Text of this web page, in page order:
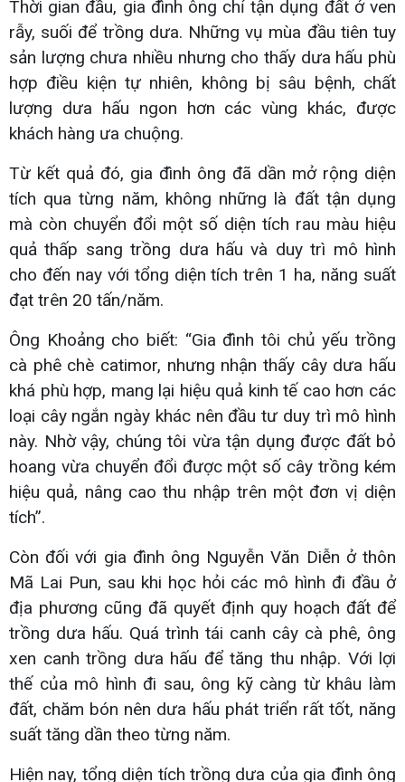
Thời gian đầu, gia đình ông chỉ tận dụng đất ở ven
rẫy, suối để trồng dưa. Những vụ mùa đầu tiên tuy
sản lượng chưa nhiều nhưng cho thấy dưa hấu phù
hợp điều kiện tự nhiên, không bị sâu bệnh, chất
lượng dưa hấu ngon hơn các vùng khác, được
khách hàng ưa chuộng.
Từ kết quả đó, gia đình ông đã dần mở rộng diện
tích qua từng năm, không những là đất tận dụng
mà còn chuyển đổi một số diện tích rau màu hiệu
quả thấp sang trồng dưa hấu và duy trì mô hình
cho đến nay với tổng diện tích trên 1 ha, năng suất
đạt trên 20 tấn/năm.
Ông Khoảng cho biết: “Gia đình tôi chủ yếu trồng
cà phê chè catimor, nhưng nhận thấy cây dưa hấu
khá phù hợp, mang lại hiệu quả kinh tế cao hơn các
loại cây ngắn ngày khác nên đầu tư duy trì mô hình
này. Nhờ vậy, chúng tôi vừa tận dụng được đất bỏ
hoang vừa chuyển đổi được một số cây trồng kém
hiệu quả, nâng cao thu nhập trên một đơn vị diện
tích”.
Còn đối với gia đình ông Nguyễn Văn Diễn ở thôn
Mã Lai Pun, sau khi học hỏi các mô hình đi đầu ở
địa phương cũng đã quyết định quy hoạch đất để
trồng dưa hấu. Quá trình tái canh cây cà phê, ông
xen canh trồng dưa hấu để tăng thu nhập. Với lợi
thế của mô hình đi sau, ông kỹ càng từ khâu làm
đất, chăm bón nên dưa hấu phát triển rất tốt, năng
suất tăng dần theo từng năm.
Hiện nay, tổng diện tích trồng dưa của gia đình ông